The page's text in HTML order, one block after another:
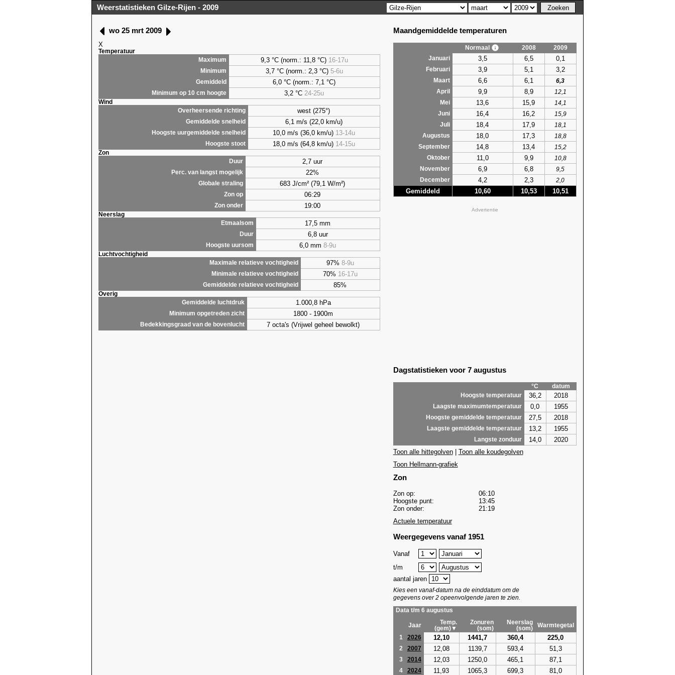
Weerstatistieken Gilze-Rijen - 2009
wo 25 mrt 2009
X
Temperatuur
Maximum
9,3 °C (norm.: 11,8 °C) 16-17u
Minimum 3,7 °C (norm.: 2,3 °C) 5-6u
Gemiddeld 6,0 °C (norm.: 7,1 °C)
Minimum op 10 cm hoogte 3,2 °C 24-25u
Wind
Overheersende richting
west (275°)
Gemiddelde snelheid 6,1 m/s (22,0 km/u)
Hoogste uurgemiddelde snelheid 10,0 m/s (36,0 km/u) 13-14u
Hoogste stoot 18,0 m/s (64,8 km/u) 14-15u
Zon
Duur
2,7 uur
Perc. van langst mogelijk 22%
Globale straling 683 J/cm² (79,1 W/m²)
Zon op 06:29
Zon onder 19:00
Neerslag
Etmaalsom
17,5 mm
Duur 6,8 uur
Hoogste uursom 6,0 mm8-9u
Luchtvochtigheid
Maximale relatieve vochtigheid
97% 8-9u
Minimale relatieve vochtigheid 70% 16-17u
Gemiddelde relatieve vochtigheid 85%
Overig
Gemiddelde luchtdruk
1.000,8 hPa
Minimum opgetreden zicht 1800 - 1900m
Bedekkingsgraad van de bovenlucht 7 octa's (Vrijwel geheel bewolkt)
Maandgemiddelde temperaturen
Normaal 2008
2009
Januari
3,5 6,5 0,1
Februari 3,9 5,1 3,2
Maart 6,6 6,1
6,3
April
9,9 8,9
12,1
Mei
13,6 15,9
14,1
Juni
16,4 16,2
15,9
Juli
18,4 17,9
18,1
Augustus
18,0 17,3
18,8
September
14,8 13,4
15,2
Oktober
11,0 9,9
10,8
November
6,9 6,8
9,5
December
4,2 2,3 2,0
Gemiddeld 10,60 10,53 10,51
Advertentie
Dagstatistieken voor 7 augustus
°C
datum
Hoogste temperatuur
36,2 2018
Laagste maximumtemperatuur 0,0 1955
Hoogste gemiddelde temperatuur 27,5 2018
Laagste gemiddelde temperatuur 13,2 1955
Langste zonduur 14,0
2020
Toon alle hittegolven| Toon alle koudegolven
Toon Hellmann-grafiek
Zon
Zon op:
06:10
Hoogste punt:
13:45
Zon onder:
21:19
Actuele temperatuur
Weergegevens vanaf 1951
Vanaf
t/m
aantal jaren
Kies een vanaf-datum na de einddatum om de
gegevens over 2 opeenvolgende jaren te zien.
Data t/m 6 augustus
Jaar
Temp.
(gem)▼
Zonuren
(som)
Neerslag
(som)
Warmtegetal
1
2026 12,10 1441,7 360,4 225,0
2 2007 12,08 1139,7 593,4 51,3
3 2014 12,03 1250,0 465,1 87,1
4 2024 11,93 1065,3 699,3 81,0